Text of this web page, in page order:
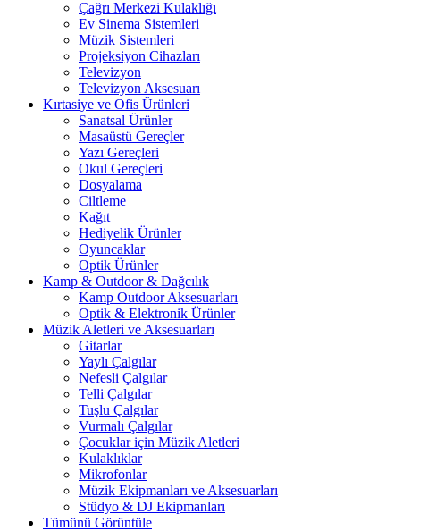
Çağrı Merkezi Kulaklığı
Ev Sinema Sistemleri
Müzik Sistemleri
Projeksiyon Cihazları
Televizyon
Televizyon Aksesuarı
Kırtasiye ve Ofis Ürünleri
Sanatsal Ürünler
Masaüstü Gereçler
Yazı Gereçleri
Okul Gereçleri
Dosyalama
Ciltleme
Kağıt
Hediyelik Ürünler
Oyuncaklar
Optik Ürünler
Kamp & Outdoor & Dağcılık
Kamp Outdoor Aksesuarları
Optik & Elektronik Ürünler
Müzik Aletleri ve Aksesuarları
Gitarlar
Yaylı Çalgılar
Nefesli Çalgılar
Telli Çalgılar
Tuşlu Çalgılar
Vurmalı Çalgılar
Çocuklar için Müzik Aletleri
Kulaklıklar
Mikrofonlar
Müzik Ekipmanları ve Aksesuarları
Stüdyo & DJ Ekipmanları
Tümünü Görüntüle